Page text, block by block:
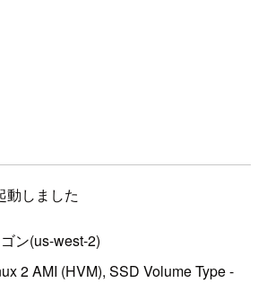
動しました
ン(us-west-2)
2 AMI (HVM), SSD Volume Type -